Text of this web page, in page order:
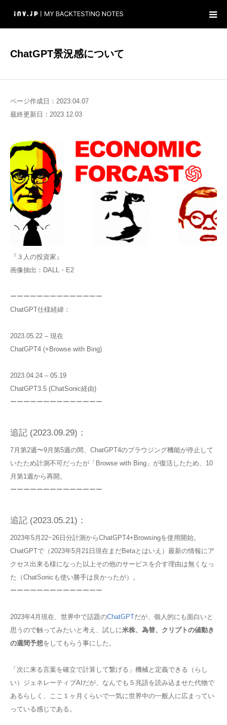
ChatGPT景況感について
ページ作成日：2023.04.07
最終更新日：2023.12.03
『３人の投資家』
画像抽出：DALL・E2
ーーーーーーーーーーーーーー
ChatGPT仕様経緯：
2023.05.22 – 現在
ChatGPT4 (+Browse with Bing)
2023.04.24 – 05.19
ChatGPT3.5 (ChatSonic経由)
ーーーーーーーーーーーーーー
追記 (2023.09.29)：
7月第2週〜9月第5週の間、ChatGPT4のブラウジング機能が停止して
いたため計測不可だったが「Browse with Bing」が復活したため、10
月第1週から再開。
ーーーーーーーーーーーーーー
追記 (2023.05.21)：
2023年5月22~26日分計測からChatGPT4+Browsingを使用開始。
ChatGPTで（2023年5月21日現在まだBetaとはいえ）最新の情報にア
クセス出来る様になった以上その他のサービスを介す理由は無くなっ
た（ChatSonicも使い勝手は良かったが）。
ーーーーーーーーーーーーーー
2023年4月現在、世界中で話題のChatGPTだが、個人的にも面白いと
思うので触ってみたいと考え、試しに米株、為替、クリプトの値動き
の週間予想をしてもらう事にした。
「次に来る言葉を確立で計算して繋げる」機械と定義できる（らし
い）ジェネレーティブAIだが、なんでも５兆語を読み込ませた代物で
あるらしく、ここ１ヶ月くらいで一気に世界中の一般人に広まってい
っている感じである。
ブログ